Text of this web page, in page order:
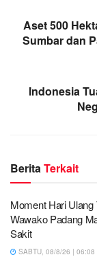
Aset 500
Sumbar dan
Indonesia
BeritaTerkait
Moment Hari Ulang
Wawako Padang
Sakit
SABTU, 08/8/26 | 06:08